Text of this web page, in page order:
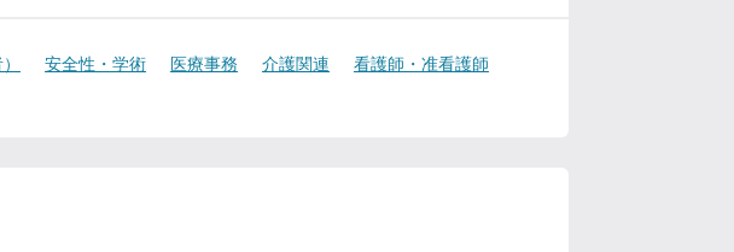
安全性・学術 医療事務 介護関連
看護師・准看護師